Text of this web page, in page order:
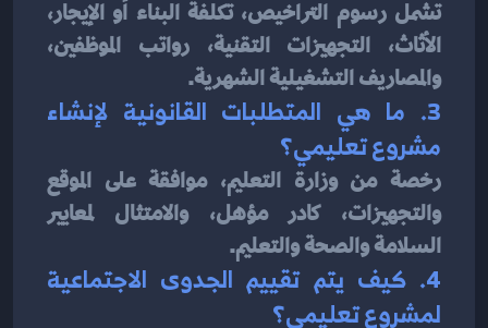
والمصاريف التشغيلية الشهرية.
مشروع تعليمي؟
والتجهيزات، كادر مؤهل، والامتثال لمعايير
السلامة والصحة والتعليم.
لمشروع تعليمي؟